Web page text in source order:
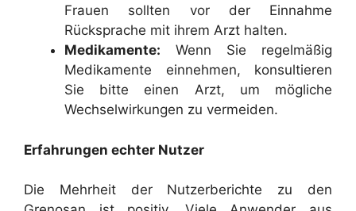
Frauen sollten vor der Einnahme
Rücksprache mit ihrem Arzt halten.
Medikamente: Wenn Sie regelmäßig
Medikamente einnehmen, konsultieren
Sie bitte einen Arzt, um mögliche
Wechselwirkungen zu vermeiden.
Erfahrungen echter Nutzer
Die Mehrheit der Nutzerberichte zu den